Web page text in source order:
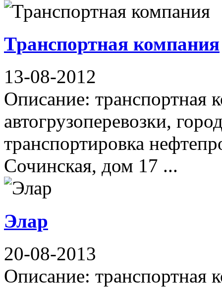
Транспортная компания
13-08-2012
Описание: транспортная
автогрузоперевозки,
транспортировка
Сочинская, дом 17 ...
Элар
20-08-2013
Описание: транспортная